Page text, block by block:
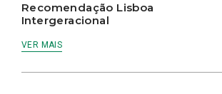
Recomendação Lisboa
Intergeracional
VER MAIS